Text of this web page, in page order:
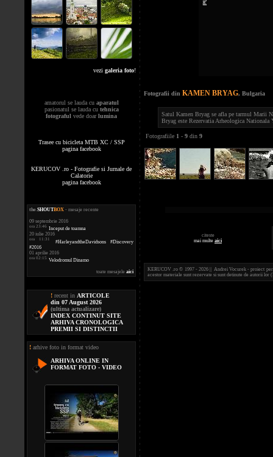
vezi galeria foto!
amatorul se lauda cu aparatul
pasionatul se lauda cu tehnica
fotograful vede doarlumina
Trasee cu bicicleta MTB XC / SSP
pagina facebook
KERUCOV .ro - Fotografie si Jurnale de
Calatorie
pagina facebook
the.SHOUTBOX - mesaje recente
09 septembrie 2016
ora 23:46 Inceput de toamna
20 iulie 2016
ora 11:31
#HarleyandtheDavidsons #Discovery
#2016
01 aprilie 2016
ora 02:15 Velodromul Dinamo
toate mesajele aici
! recent in ARTICOLE
din 07 August 2026
(ultima actualizare)
INDEX CONTINUT SITE
ARHIVA CRONOLOGICA
PREMII SI DISTINCTII
! arhive foto in format video
ARHIVA ONLINE IN
FORMAT FOTO - VIDEO
Fotografii din KAMEN BRYAG, Bulgaria
Satul Kamen Bryag se afla pe tarmul Marii
Bryag este Rezervatia Arheologica Nationala
Fotografiile 1 - 9 din 9
citeste
mai multe aici
KERUCOV .ro © 1997 - 2026 || Andrei Vocurek - proiect
acestor materiale sunt rezervate si sunt detinute de autorii